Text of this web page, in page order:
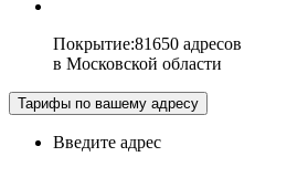
Покрытие:81650 адресов
в Московской области
Тарифы по вашему адресу
Введите адрес